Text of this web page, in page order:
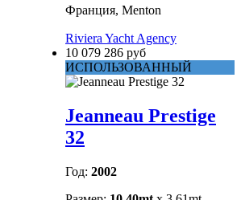
Франция, Menton
Riviera Yacht Agency
10 079 286 руб
ИСПОЛЬЗОВАННЫЙ
Jeanneau Prestige
32
Год: 2002